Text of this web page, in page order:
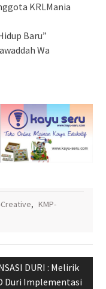
KRLMania
Baru”
Wa
, KMP-
DURI : Melirik
Duri Implementasi